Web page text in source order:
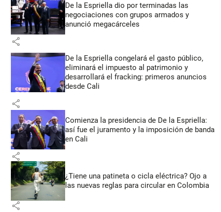
De la Espriella dio por terminadas las
negociaciones con grupos armados y
anunció megacárceles
share
De la Espriella congelará el gasto público,
eliminará el impuesto al patrimonio y
desarrollará el fracking: primeros anuncios
desde Cali
share
Comienza la presidencia de De la Espriella:
así fue el juramento y la imposición de banda
en Cali
share
¿Tiene una patineta o cicla eléctrica? Ojo a
las nuevas reglas para circular en Colombia
share